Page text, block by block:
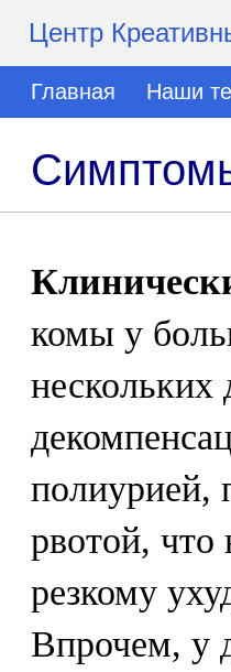
Центр
Главная Наши
комы у
нескольких
полиурией,
рвотой, что
резкому
Впрочем, у